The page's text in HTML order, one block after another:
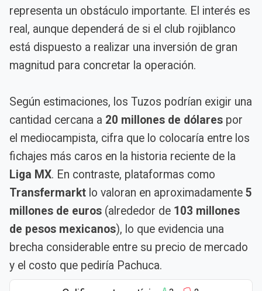
representa un obstáculo importante. El interés es
real, aunque dependerá de si el club rojiblanco
está dispuesto a realizar una inversión de gran
magnitud para concretar la operación.
Según estimaciones, los Tuzos podrían exigir una
cantidad cercana a 20 millones de dólares por
el mediocampista, cifra que lo colocaría entre los
fichajes más caros en la historia reciente de la
Liga MX. En contraste, plataformas como
Transfermarkt lo valoran en aproximadamente 5
millones de euros (alrededor de 103 millones
de pesos mexicanos), lo que evidencia una
brecha considerable entre su precio de mercado
y el costo que pediría Pachuca.